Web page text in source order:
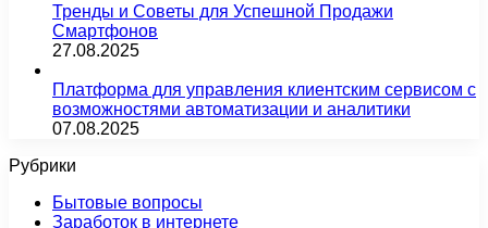
Тренды и Советы для Успешной Продажи
Смартфонов
27.08.2025
Платформа для управления клиентским сервисом с
возможностями автоматизации и аналитики
07.08.2025
Рубрики
Бытовые вопросы
Заработок в интернете